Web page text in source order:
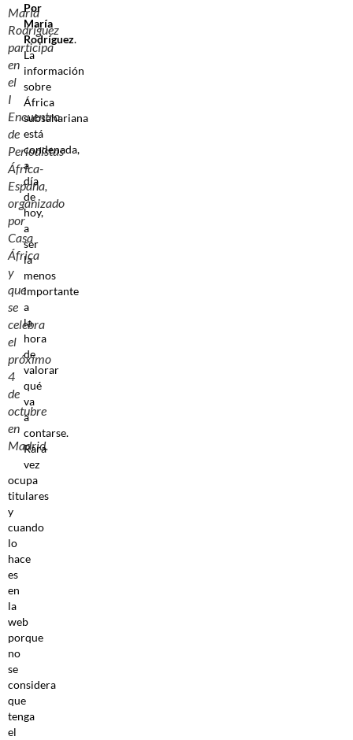
María
Rodríguez
participa
en
el
I
Encuentro
de
Periodistas
África-
España,
organizado
por
Casa
África
y
que
se
celebra
el
próximo
4
de
octubre
en
Madrid.
Por
María
Rodríguez.
La
información
sobre
África
subsahariana
está
condenada,
a
día
de
hoy,
a
ser
la
menos
importante
a
la
hora
de
valorar
qué
va
a
contarse.
Rara
vez
ocupa
titulares
y
cuando
lo
hace
es
en
la
web
porque
no
se
considera
que
tenga
el